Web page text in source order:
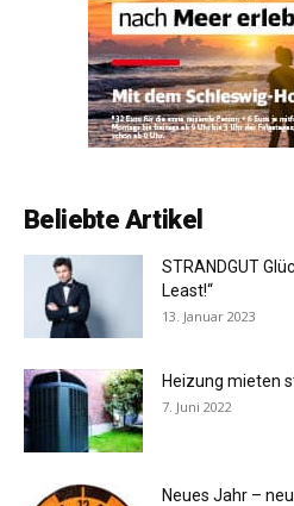
Beliebte Artikel
STRANDGUT
Least!“
13. Januar 2023
Heizung mieten
7. Juni 2022
Neues Jahr –